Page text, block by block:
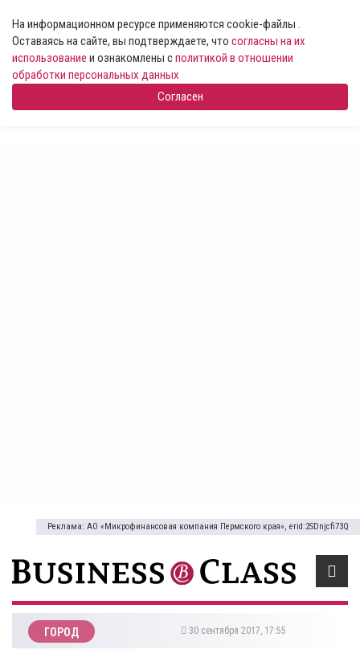
На информационном ресурсе применяются cookie-файлы .
Оставаясь на сайте, вы подтверждаете, что согласны на их
использование и ознакомлены сполитикой в отношении
обработки персональных данных
Согласен
Реклама: АО «Микрофинансовая компания Пермского края», erid:2SDnjcfi73Q
ГОРОД 30 сентября 2017, 17:55